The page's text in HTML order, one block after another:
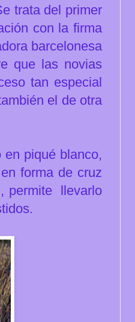
trata del primer
con la firma
barcelonesa
que las novias
tan especial
el de otra
en piqué blanco,
forma de cruz
permite llevarlo